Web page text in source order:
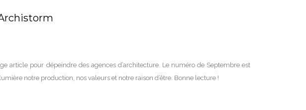
article pour dépeindre des agences d’architecture. Le numéro de Septembre est
notre production, nos valeurs et notre raison d’être. Bonne lecture !